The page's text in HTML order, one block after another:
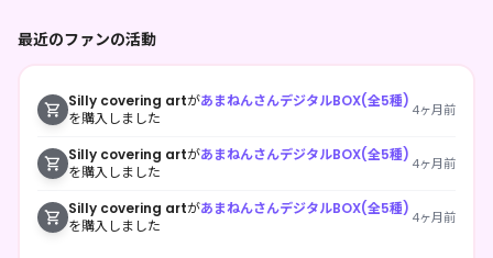
最近のファンの活動
Silly covering artがあまねんさんデジタルBOX(全5種)
を購入しました
4ヶ月前
Silly covering artがあまねんさんデジタルBOX(全5種)
を購入しました
4ヶ月前
Silly covering artがあまねんさんデジタルBOX(全5種)
を購入しました
4ヶ月前